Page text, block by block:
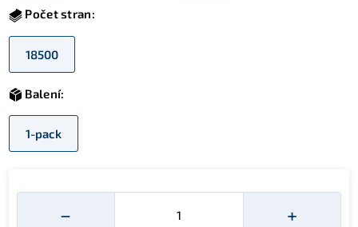
Počet stran:
18500
Balení:
1-pack
−
Množství
+